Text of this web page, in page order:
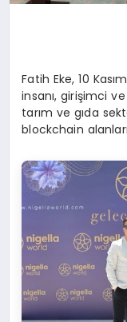
Fatih Eke, 10
insanı, girişimci
tarım ve gıda
blockchain